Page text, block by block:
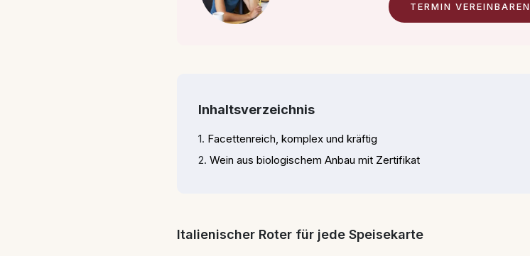
TERMIN VEREINBAREN
Inhaltsverzeichnis
Facettenreich, komplex und kräftig
Wein aus biologischem Anbau mit Zertifikat
Italienischer Roter für jede Speisekarte